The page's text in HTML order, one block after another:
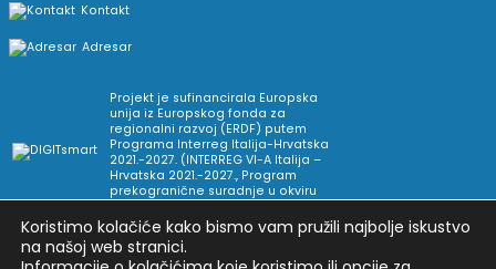
Kontakt
Adresar
Projekt je sufinancirala Europska
unija iz Europskog fonda za
regionalni razvoj (ERDF) putem
Programa Interreg Italija-Hrvatska
2021.-2027. (INTERREG VI-A Italija –
Hrvatska 2021.-2027., Program
prekogranične suradnje u okviru
Koristimo kolačiće kako bismo vam pružili najbolje iskustvo
na našoj web stranici.